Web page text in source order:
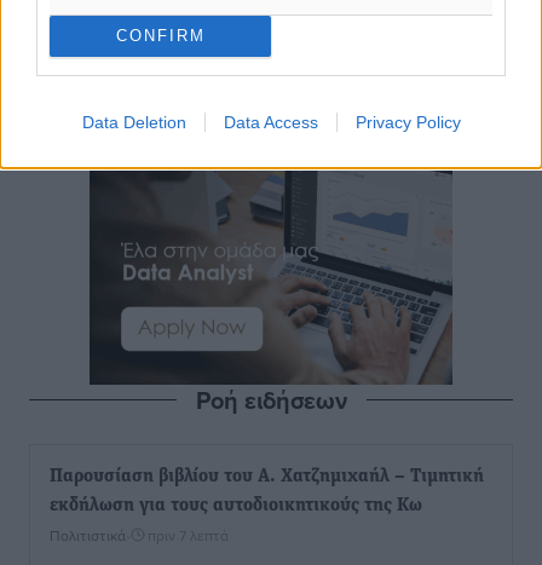
CONFIRM
Data Deletion Data Access Privacy Policy
Ροή ειδήσεων
Παρουσίαση βιβλίου του Α. Χατζημιχαήλ – Τιμητική
εκδήλωση για τους αυτοδιοικητικούς της Κω
Πολιτιστικά πριν 7 λεπτά